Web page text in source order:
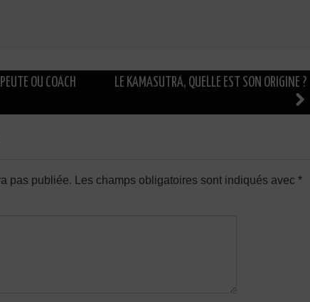
OU COACH
LE KAMASUTRA, QUELLE EST SON ORIGINE ?
pas publiée. Les champs obligatoires sont indiqués avec *